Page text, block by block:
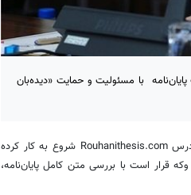
با مسئولیت و حمایت «دیده‌بان
، پایگاه بررسی اصالت پایان‌نامه آقای روحانی با آدرس Rouhanithesis.com شروع به کار کرده
قرار است با بررسی متن کامل پایان‌نامه،